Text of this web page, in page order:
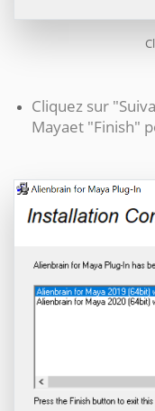
Cliquez sur
Mayaet "Finish"